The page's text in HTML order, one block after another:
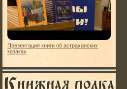
Презентация книги об астраханских
казаках